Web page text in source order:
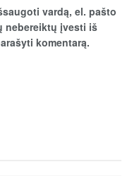
vardą, el. pašto
nebereiktų įvesti iš
komentarą.